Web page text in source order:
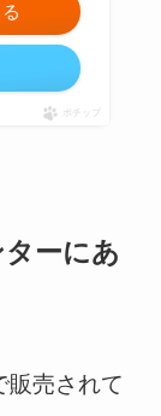
ポチップ
ーにあ
販売されて